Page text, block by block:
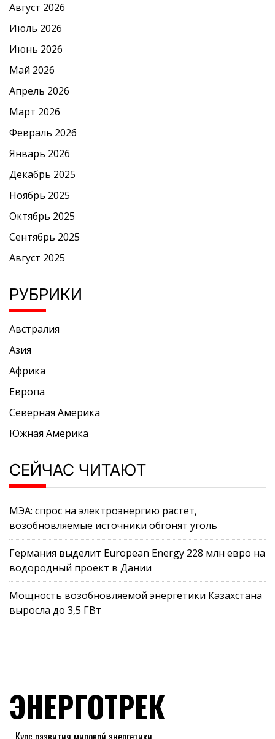
Август 2026
Июль 2026
Июнь 2026
Май 2026
Апрель 2026
Март 2026
Февраль 2026
Январь 2026
Декабрь 2025
Ноябрь 2025
Октябрь 2025
Сентябрь 2025
Август 2025
РУБРИКИ
Австралия
Азия
Африка
Европа
Северная Америка
Южная Америка
СЕЙЧАС ЧИТАЮТ
МЭА: спрос на электроэнергию растет,
возобновляемые источники обгонят уголь
Германия выделит European Energy 228 млн евро на
водородный проект в Дании
Мощность возобновляемой энергетики Казахстана
выросла до 3,5 ГВт
ЭНЕРГОТРЕК